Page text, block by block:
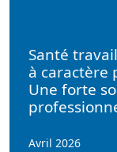
Santé
à caractère
Une forte
Avril 2026